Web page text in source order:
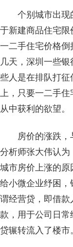
个别城市出现
于新建商品住宅限
一二手住宅价格
几天，深圳一些
些人是在排队打征
上，只要一二手
从中获利的欲望。
房价的涨跌
分析师张大伟认
城市房价上涨的原
给小微企业纾困
谓经营贷，即借
款，用于公司日
贷辗转流入了楼市